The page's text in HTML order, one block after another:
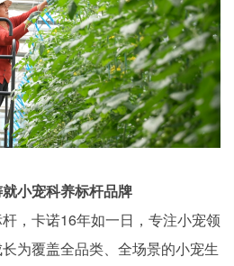
小宠科养标杆品牌
，卡诺16年如一日，专注小宠领
为覆盖全品类、全场景的小宠生